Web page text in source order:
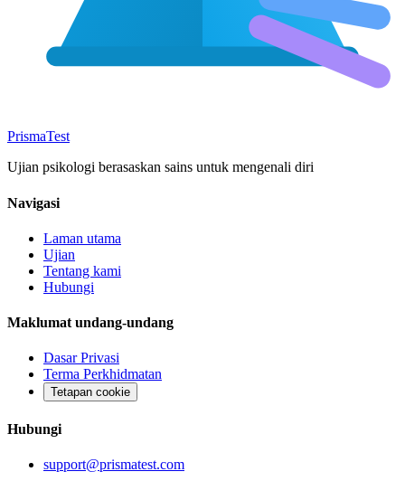
PrismaTest
Ujian psikologi berasaskan sains untuk mengenali diri
Navigasi
Laman utama
Ujian
Tentang kami
Hubungi
Maklumat undang-undang
Dasar Privasi
Terma Perkhidmatan
Tetapan cookie
Hubungi
support@prismatest.com